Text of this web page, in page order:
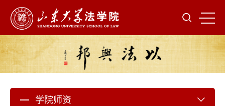
学院师资